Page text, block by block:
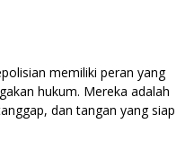
memiliki peran yang
hukum. Mereka adalah
dan tangan yang siap